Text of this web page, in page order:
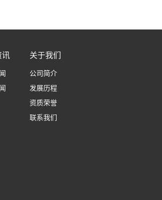
讯 关于我们
公司简介
发展历程
资质荣誉
联系我们